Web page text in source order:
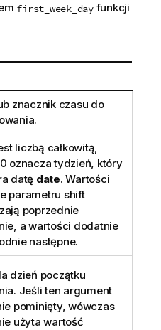
first_week_dayfunkcji
znacznik czasu do
liczbą całkowitą,
oznacza tydzień, który
datę date. Wartości
parametru shift
poprzednie
a wartości dodatnie
następne.
dzień początku
Jeśli ten argument
pominięty, wówczas
użyta wartość